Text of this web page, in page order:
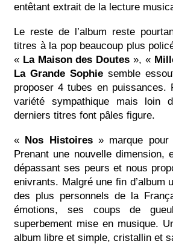
entêtant extrait de la lecture
Le reste de l’album reste
titres à la pop beaucoup plus
« La Maison des Doutes », «
La Grande Sophie semble
proposer 4 tubes en puissances.
variété sympathique mais loin
derniers titres font pâles figure.
« Nos Histoires» marque pour
Prenant une nouvelle dimension,
dépassant ses peurs et nous
enivrants. Malgré une fin d’album
des plus personnels de la
émotions, ses coups de
superbement mise en musique.
album libre et simple, cristallin et